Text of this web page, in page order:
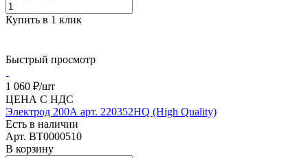
Купить в 1 клик
Быстрый просмотр
1 060 ₽/шт
ЦЕНА С НДС
Электрод 200А арт. 220352HQ (High Quality)
Есть в наличии
Арт. BT0000510
В корзину